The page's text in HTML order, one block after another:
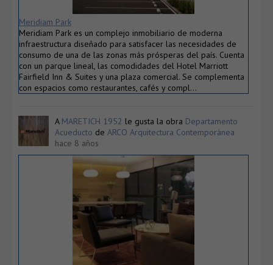
Meridiam Park
Meridiam Park es un complejo inmobiliario de moderna
infraestructura diseñado para satisfacer las necesidades de
consumo de una de las zonas más prósperas del país. Cuenta
con un parque lineal, las comodidades del Hotel Marriott
Fairfield Inn & Suites y una plaza comercial. Se complementa
con espacios como restaurantes, cafés y compl…
A MARETICH 1952 le gusta la obra Departamento
Acueducto de ARCO Arquitectura Contemporánea
hace 8 años